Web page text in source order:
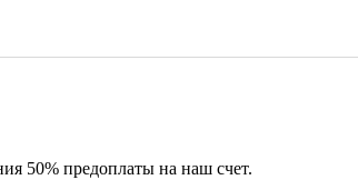
50% предоплаты на наш счет.